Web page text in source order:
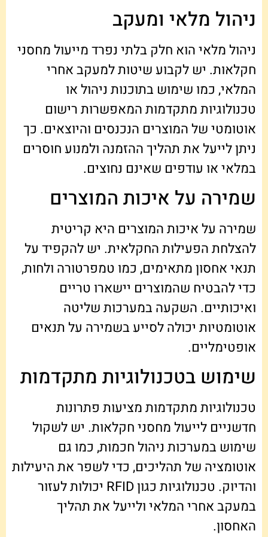
ניהול מלאי ומעקב
ניהול מלאי הוא חלק בלתי נפרד מייעול מחסני
חקלאות. יש לקבוע שיטות למעקב אחרי
המלאי, כמו שימוש בתוכנות ניהול או
טכנולוגיות מתקדמות המאפשרות רישום
אוטומטי של המוצרים הנכנסים והיוצאים. כך
ניתן לייעל את תהליך ההזמנה ולמנוע חוסרים
במלאי או עודפים שאינם נחוצים.
שמירה על איכות המוצרים
שמירה על איכות המוצרים היא קריטית
להצלחת הפעילות החקלאית. יש להקפיד על
תנאי אחסון מתאימים, כמו טמפרטורה ולחות,
כדי להבטיח שהמוצרים יישארו טריים
ואיכותיים. השקעה במערכות שליטה
אוטומטיות יכולה לסייע בשמירה על תנאים
אופטימליים.
שימוש בטכנולוגיות מתקדמות
טכנולוגיות מתקדמות מציעות פתרונות
חדשניים לייעול מחסני חקלאות. יש לשקול
שימוש במערכות ניהול חכמות, כמו גם
אוטומציה של תהליכים, כדי לשפר את היעילות
והדיוק. טכנולוגיות כגון RFID יכולות לעזור
במעקב אחרי המלאי ולייעל את תהליך
האחסון.